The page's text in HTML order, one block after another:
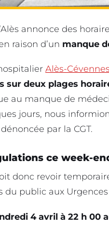
annonce des
raison d’un manque
Alès-Cévennes
sur deux plages
au manque de
jours, nous
dénoncée par la CGT.
ce week-
donc revoir
du public aux
4 avril à 22 h 00